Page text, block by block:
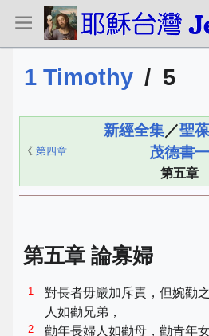
1 Timothy / 5
《 第四章
新經全集／聖
茂德書一
第五章
第五章 論寡婦
1
對長者毋嚴加斥責，但婉勸
人如勸兄弟，
2
勸年長婦人如勸母，勸青年